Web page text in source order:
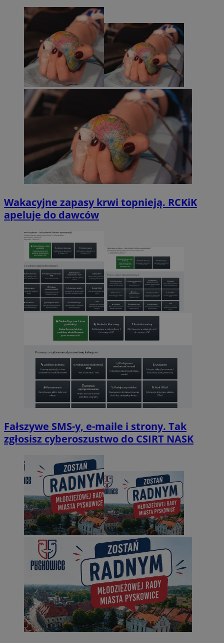
Wakacyjne zapasy krwi topnieją. RCKiK
apeluje do dawców
Fałszywe SMS-y, e-maile i strony. Tak
zgłosisz cyberoszustwo do CSIRT NASK